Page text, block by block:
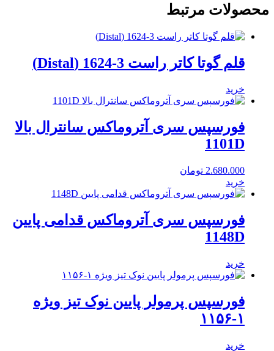
محصولات مرتبط
قلم گوتا کاتر راست 3-1624 (Distal)
خرید
فورسپس سری آتروماکس سانترال بالا
1101D
2.680.000 تومان
خرید
فورسپس سری آتروماکس قدامی پایین
1148D
خرید
فورسپس پرمولر پایین نوک تیز ویژه
۱-۱۱۵۶
خرید